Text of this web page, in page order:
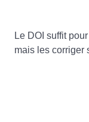
Le DOI suffit
mais les corriger